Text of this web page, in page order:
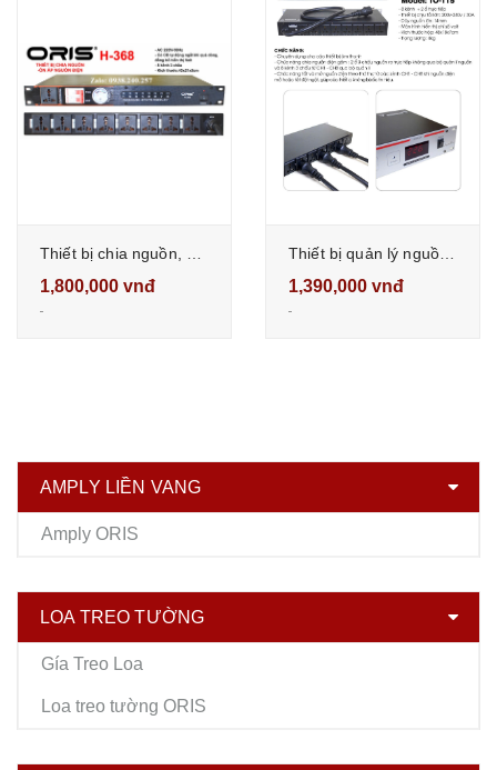
1,800,000 vnđ
Thiết bị quản lý nguồn điện oris TO-115 có màn hình hiển thị
1,390,000 vnđ
AMPLY LIỀN VANG
Amply ORIS
LOA TREO TƯỜNG
Gía Treo Loa
Loa treo tường ORIS